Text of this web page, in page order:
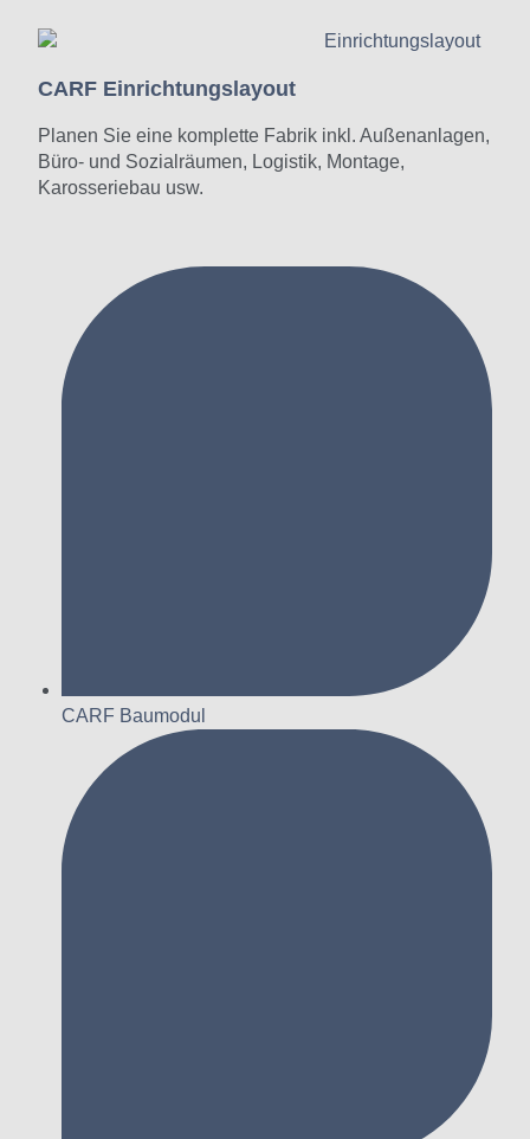
CARF Einrichtungslayout
Planen Sie eine komplette Fabrik inkl. Außenanlagen,
Büro- und Sozialräumen, Logistik, Montage,
Karosseriebau usw.
CARF Baumodul